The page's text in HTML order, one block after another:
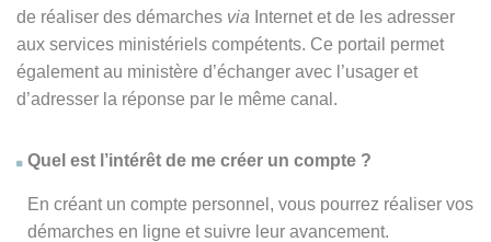
de réaliser des démarches via Internet et de les adresser
aux services ministériels compétents. Ce portail permet
également au ministère d’échanger avec l’usager et
d’adresser la réponse par le même canal.
Quel est l’intérêt de me créer un compte ?
En créant un compte personnel, vous pourrez réaliser vos
démarches en ligne et suivre leur avancement.